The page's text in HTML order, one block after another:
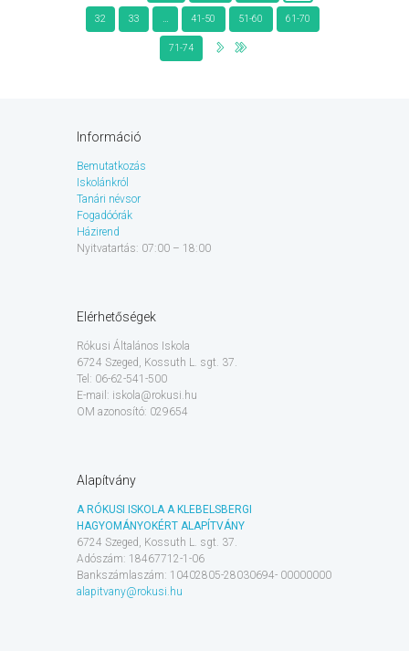
32 33 … 41-50 51-60 61-70
71-74
Információ
Bemutatkozás
Iskolánkról
Tanári névsor
Fogadóórák
Házirend
Nyitvatartás: 07:00 – 18:00
Elérhetőségek
Rókusi Általános Iskola
6724 Szeged, Kossuth L. sgt. 37.
Tel: 06-62-541-500
E-mail: iskola@rokusi.hu
OM azonosító: 029654
Alapítvány
A RÓKUSI ISKOLA A KLEBELSBERGI
HAGYOMÁNYOKÉRT ALAPÍTVÁNY
6724 Szeged, Kossuth L. sgt. 37.
Adószám: 18467712-1-06
Bankszámlaszám: 10402805-28030694- 00000000
alapitvany@rokusi.hu